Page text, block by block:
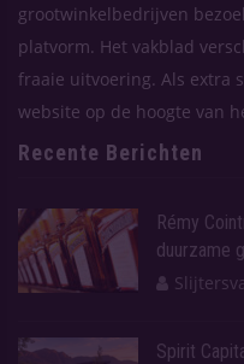
grootwinkelbedrijven
platvorm. Het vakblad
fraaie uitvoering. Als extra
website op de hoogte van
Recente Berichten
Rémy
duurzame
Spirit